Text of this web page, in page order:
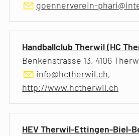
goennerverein-
Handballclub Therwil (HC
Benkenstrasse 13, 4106
info@hctherwil.ch,
http://www.hctherwil.ch
HEV Therwil-Ettingen-Biel-